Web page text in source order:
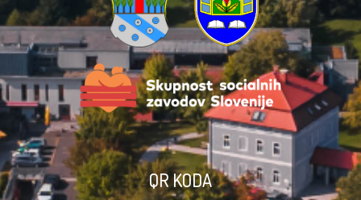
QR KODA